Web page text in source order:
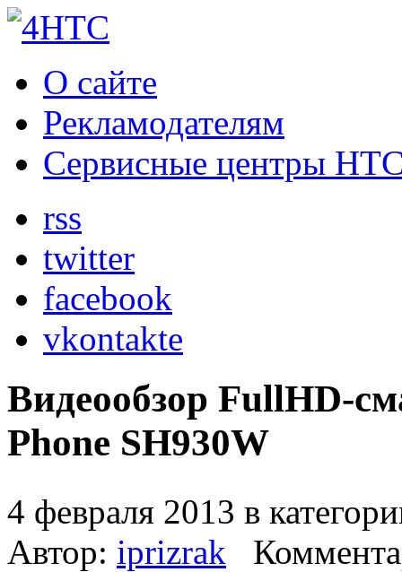
О сайте
Рекламодателям
Сервисные центры
rss
twitter
facebook
vkontakte
Видеообзор FullHD-
Phone SH930W
4 февраля 2013 в
Автор: iprizrak